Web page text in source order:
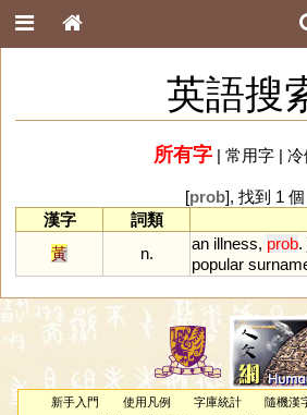
英語搜
所有字| 常用字| 冷
[prob], 找到 1 個
漢字
詞類
黃
n.
an illness, prob.
popular
新手入門 使用凡例 字庫統計 隨機漢